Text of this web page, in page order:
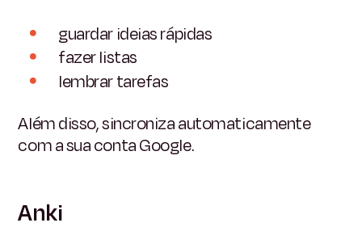
guardar ideias rápidas
fazer listas
lembrar tarefas
Além disso, sincroniza automaticamente
com a sua conta Google.
Anki